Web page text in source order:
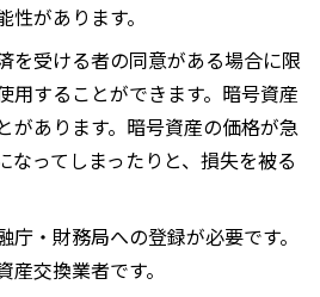
があります。
を受ける者の同意がある場合に限
⽤することができます。暗号資産
があります。暗号資産の価格が急
なってしまったりと、損失を被る
・財務局への登録が必要です。
交換業者です。